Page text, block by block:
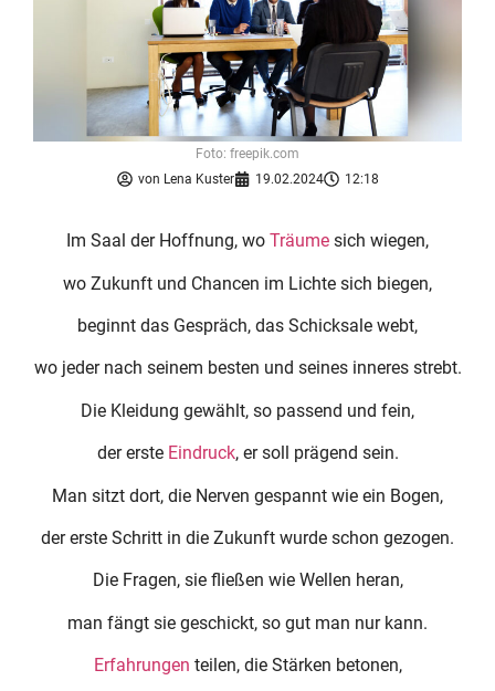
von Lena Kuster 19.02.2024 12:18
Foto: freepik.com
Im Saal der Hoffnung, wo Träume sich wiegen,
wo Zukunft und Chancen im Lichte sich biegen,
beginnt das Gespräch, das Schicksale webt,
wo jeder nach seinem besten und seines inneres strebt.
Die Kleidung gewählt, so passend und fein,
der erste Eindruck, er soll prägend sein.
Man sitzt dort, die Nerven gespannt wie ein Bogen,
der erste Schritt in die Zukunft wurde schon gezogen.
Die Fragen, sie fließen wie Wellen heran,
man fängt sie geschickt, so gut man nur kann.
Erfahrungen teilen, die Stärken betonen,